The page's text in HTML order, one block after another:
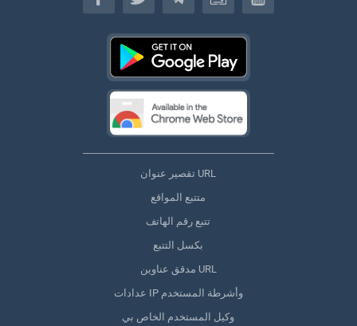
تقصير عنوان URL
متتبع المواقع
تتبع رقم الهاتف
بكسل التتبع
مدقق عناوين URL
عدادات IP وأشرطة المستخدم
وكيل المستخدم الخاص بي